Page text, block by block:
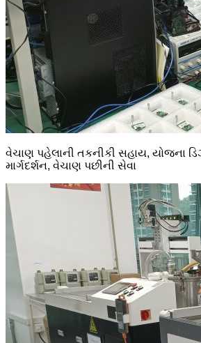
વેચાણ પહેલાની તકનીકી સહાય, યોજના
માર્ગદર્શન, વેચાણ પછીની સેવા